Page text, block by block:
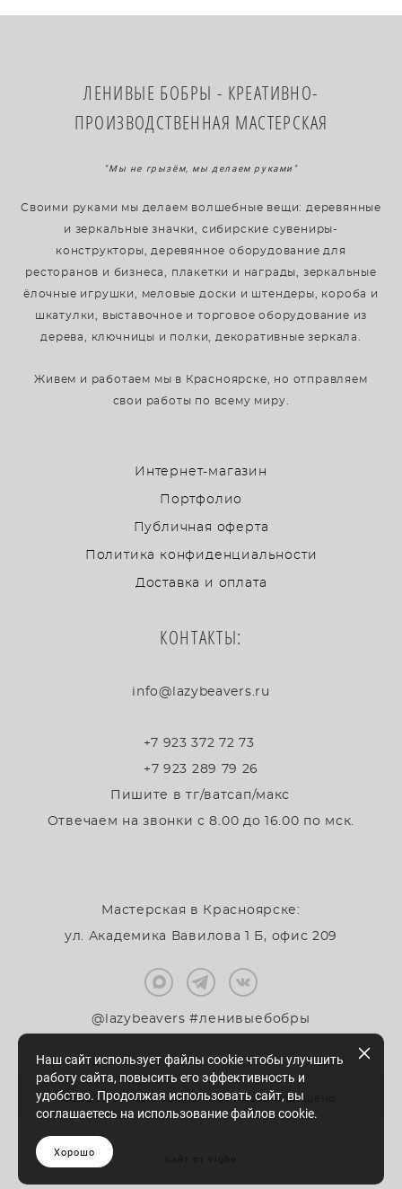
​ЛЕНИВЫЕ БОБРЫ - КРЕАТИВНО-
ПРОИЗВОДСТВЕННАЯ МАСТЕРСКАЯ
"Мы не грызём, мы делаем руками"
Своими руками мы делаем волшебные вещи: деревянные
и зеркальные значки, сибирские сувениры-
конструкторы, деревянное оборудование для
ресторанов и бизнеса, плакетки и награды, зеркальные
ёлочные игрушки, меловые доски и штендеры, короба и
шкатулки, выставочное и торговое оборудование из
дерева, ключницы и полки, декоративные зеркала.
Живем и работаем мы в Красноярске, но отправляем
свои работы по всему миру.
Интернет-магазин
Портфолио
Публичная оферта
Политика конфиденциальности
Доставка и оплата
КОНТАКТЫ:
info@lazybeavers.ru
+7 923 372 72 73
+7 923 289 79 26
Пишите в тг/ватсап/макс
Отвечаем на звонки с 8.00 до 16.00 по мск.
Мастерская в Красноярске:
ул. Академика Вавилова 1 Б, офис 209
@lazybeavers #ленивыебобры
©2026 Ленивые бобры . Все права защищены.
Наш сайт использует файлы cookie чтобы улучшить
работу сайта, повысить его эффективность и
удобство. Продолжая использовать сайт, вы
соглашаетесь на использование файлов cookie.
Хорошо